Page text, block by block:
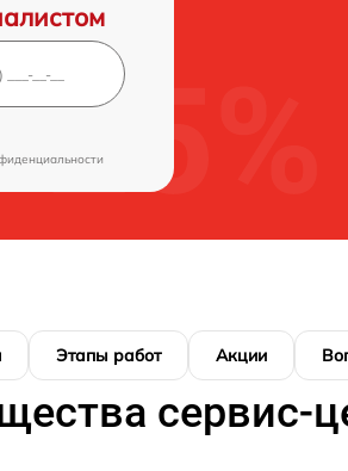
Этапы работ Акции
сервис-